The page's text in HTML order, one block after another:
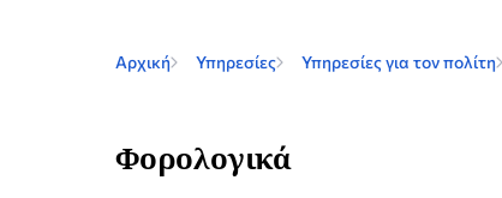
Αρχική Υπηρεσίες Υπηρεσίες για τον πολίτη
Φορολογικά